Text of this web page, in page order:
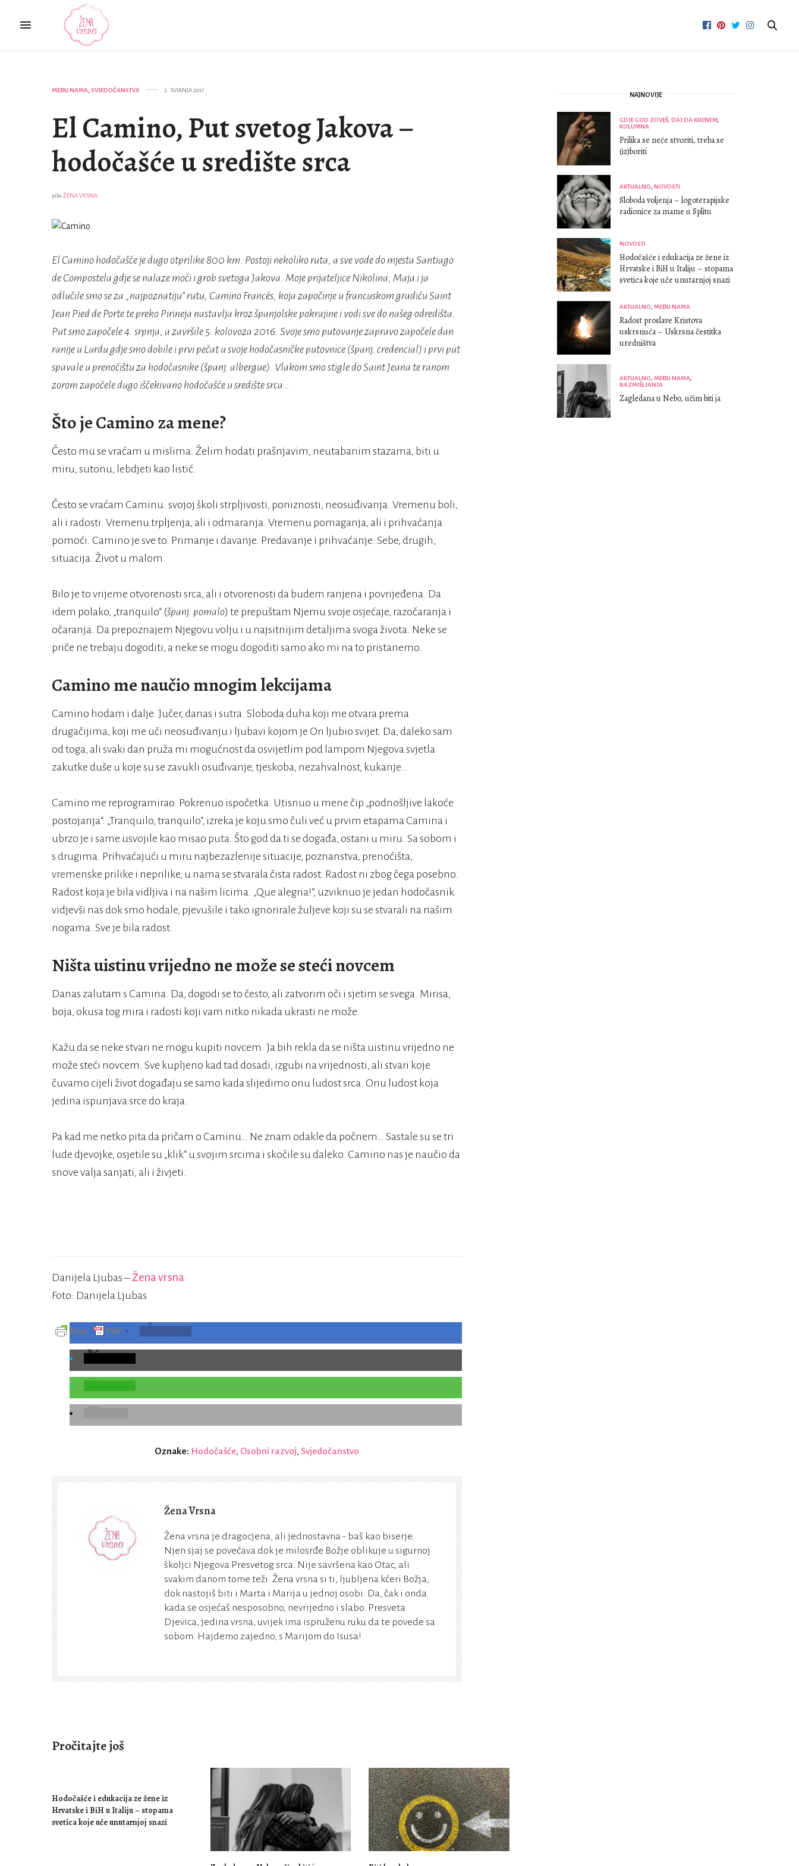
MEĐU NAMA, SVJEDOČANSTVA 2. SVIBNJA 2017.
El Camino, Put svetog Jakova –
hodočašće u središte srca
piše ŽENA VRSNA
El Camino hodočašće je dugo otprilike 800 km. Postoji nekoliko ruta, a sve vode do mjesta Santiago
de Compostela gdje se nalaze moći i grob svetoga Jakova. Moje prijateljice Nikolina, Maja i ja
odlučile smo se za „najpoznatiju“ rutu, Camino Francés, koja započinje u francuskom gradiću Saint
Jean Pied de Porte te preko Pirineja nastavlja kroz španjolske pokrajine i vodi sve do našeg odredišta.
Put smo započele 4. srpnja, a završile 5. kolovoza 2016. Svoje smo putovanje zapravo započele dan
ranije u Lurdu gdje smo dobile i prvi pečat u svoje hodočasničke putovnice (španj. credencial) i prvi put
spavale u prenoćištu za hodočasnike (španj. albergue). Vlakom smo stigle do Saint Jeana te ranom
zorom započele dugo iščekivano hodočašće u središte srca…
Što je Camino za mene?
Često mu se vraćam u mislima. Želim hodati prašnjavim, neutabanim stazama, biti u
miru, sutonu, lebdjeti kao listić.
Često se vraćam Caminu: svojoj školi strpljivosti, poniznosti, neosuđivanja. Vremenu boli,
ali i radosti. Vremenu trpljenja, ali i odmaranja. Vremenu pomaganja, ali i prihvaćanja
pomoći. Camino je sve to. Primanje i davanje. Predavanje i prihvaćanje. Sebe, drugih,
situacija. Život u malom.
Bilo je to vrijeme otvorenosti srca, ali i otvorenosti da budem ranjena i povrijeđena. Da
idem polako, „tranquilo“ (španj. pomalo) te prepuštam Njemu svoje osjećaje, razočaranja i
očaranja. Da prepoznajem Njegovu volju i u najsitnijim detaljima svoga života. Neke se
priče ne trebaju dogoditi, a neke se mogu dogoditi samo ako mi na to pristanemo.
Camino me naučio mnogim lekcijama
Camino hodam i dalje. Jučer, danas i sutra. Sloboda duha koji me otvara prema
drugačijima, koji me uči neosuđivanju i ljubavi kojom je On ljubio svijet. Da, daleko sam
od toga, ali svaki dan pruža mi mogućnost da osvijetlim pod lampom Njegova svjetla
zakutke duše u koje su se zavukli osuđivanje, tjeskoba, nezahvalnost, kukanje…
Camino me reprogramirao. Pokrenuo ispočetka. Utisnuo u mene čip „podnošljive lakoće
postojanja“. „Tranquilo, tranquilo“, izreka je koju smo čuli već u prvim etapama Camina i
ubrzo je i same usvojile kao misao puta. Što god da ti se događa, ostani u miru. Sa sobom i
s drugima. Prihvaćajući u miru najbezazlenije situacije, poznanstva, prenoćišta,
vremenske prilike i neprilike, u nama se stvarala čista radost. Radost ni zbog čega posebno.
Radost koja je bila vidljiva i na našim licima. „Que alegria!“, uzviknuo je jedan hodočasnik
vidjevši nas dok smo hodale, pjevušile i tako ignorirale žuljeve koji su se stvarali na našim
nogama. Sve je bila radost.
Ništa uistinu vrijedno ne može se steći novcem
Danas zalutam s Camina. Da, dogodi se to često, ali zatvorim oči i sjetim se svega. Mirisa,
boja, okusa tog mira i radosti koji vam nitko nikada ukrasti ne može.
Kažu da se neke stvari ne mogu kupiti novcem. Ja bih rekla da se ništa uistinu vrijedno ne
može steći novcem. Sve kupljeno kad tad dosadi, izgubi na vrijednosti, ali stvari koje
čuvamo cijeli život događaju se samo kada slijedimo onu ludost srca. Onu ludost koja
jedina ispunjava srce do kraja.
Pa kad me netko pita da pričam o Caminu… Ne znam odakle da počnem… Sastale su se tri
lude djevojke, osjetile su „klik“ u svojim srcima i skočile su daleko. Camino nas je naučio da
snove valja sanjati, ali i živjeti.
Danijela Ljubas –Žena vrsna
Foto: Danijela Ljubas
Oznake: Hodočašće, Osobni razvoj, Svjedočanstvo
Žena Vrsna
Žena vrsna je dragocjena, ali jednostavna - baš kao biserje.
Njen sjaj se povećava dok je milosrđe Božje oblikuje u sigurnoj
školjci Njegova Presvetog srca. Nije savršena kao Otac, ali
svakim danom tome teži. Žena vrsna si ti, ljubljena kćeri Božja,
dok nastojiš biti i Marta i Marija u jednoj osobi. Da, čak i onda
kada se osjećaš nesposobno, nevrijedno i slabo. Presveta
Djevica, jedina vrsna, uvijek ima ispruženu ruku da te povede sa
sobom. Hajdemo zajedno, s Marijom do Isusa!
Pročitajte još
Hodočašće i edukacija ze žene iz
Hrvatske i BiH u Italiju – stopama
svetica koje uče unutarnjoj snazi
NAJNOVIJE
GDJE GOD ZOVEŠ, DAJ DA KRENEM,
KOLUMNA
Prilika se neće stvoriti, treba se
(iz)boriti
AKTUALNO, NOVOSTI
Sloboda voljenja – logoterapijske
radionice za mame u Splitu
NOVOSTI
Hodočašće i edukacija ze žene iz
Hrvatske i BiH u Italiju – stopama
svetica koje uče unutarnjoj snazi
AKTUALNO, MEĐU NAMA
Radost proslave Kristova
uskrsnuća – Uskrsna čestitka
uredništva
AKTUALNO, MEĐU NAMA,
RAZMIŠLJANJA
Zagledana u Nebo, učim biti ja